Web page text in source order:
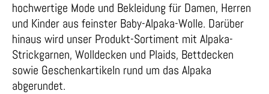
hochwertige Mode und Bekleidung für Damen, Herren
und Kinder aus feinster Baby-Alpaka-Wolle. Darüber
hinaus wird unser Produkt-Sortiment mit Alpaka-
Strickgarnen, Wolldecken und Plaids, Bettdecken
sowie Geschenkartikeln rund um das Alpaka
abgerundet.